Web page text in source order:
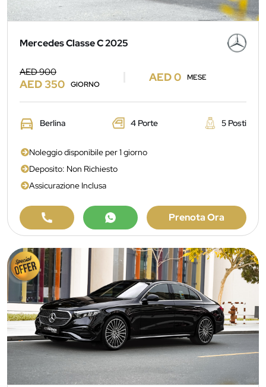
Mercedes Classe C 2025
AED 900
AED 350 GIORNO
AED 0 MESE
Berlina 4 Porte 5 Posti
Noleggio disponibile per 1 giorno
Deposito: Non Richiesto
Assicurazione Inclusa
Prenota Ora